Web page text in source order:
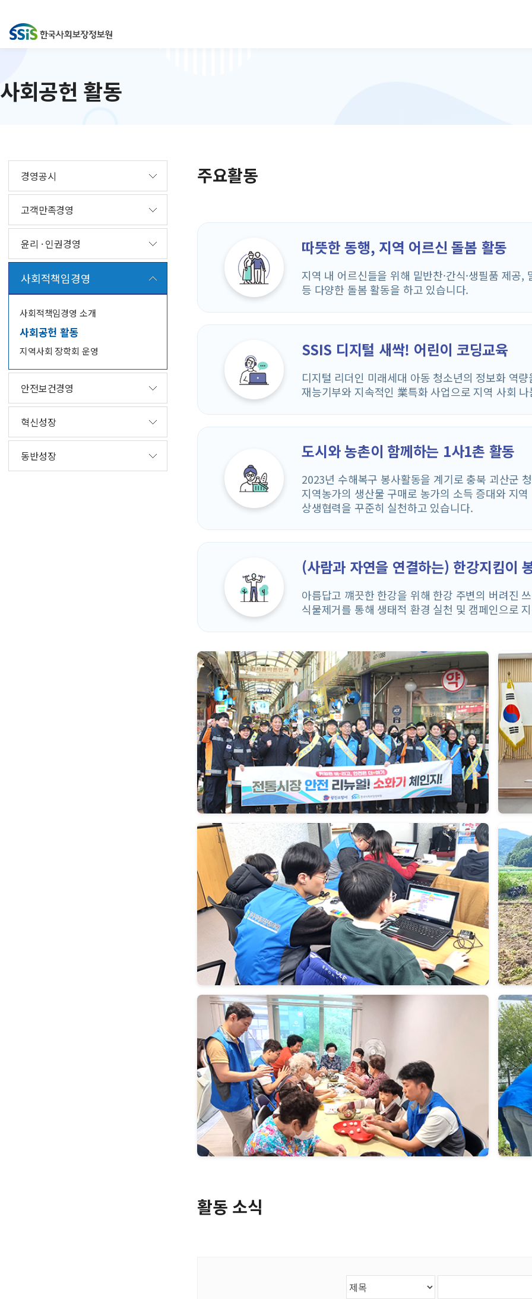
사회공헌 활동
경영공시
고객만족경영
윤리 · 인권경영
사회적책임경영
사회적책임경영 소개
사회공헌 활동
지역사회 장학회 운영
안전보건경영
혁신성장
동반성장
주요활동
따뜻한 동행, 지역 어르신 돌봄 활동
지역 내 어르신들을 위해 밑반찬·간식·생필품 제공
등 다양한 돌봄 활동을 하고 있습니다.
SSIS 디지털 새싹! 어린이 코딩교육
디지털 리더인 미래세대 아동 청소년의 정보화 역
재능기부와 지속적인 業특화 사업으로 지역 사회
도시와 농촌이 함께하는 1사1촌 활동
2023년 수해복구 봉사활동을 계기로 충북 괴산군
지역농가의 생산물 구매로 농가의 소득 증대와 지
상생협력을 꾸준히 실천하고 있습니다.
(사람과 자연을 연결하는) 한강지킴이
아름답고 꺠끗한 한강을 위해 한강 주변의 버려진
식물제거를 통해 생태적 환경 실천 및 캠페인으로
활동 소식